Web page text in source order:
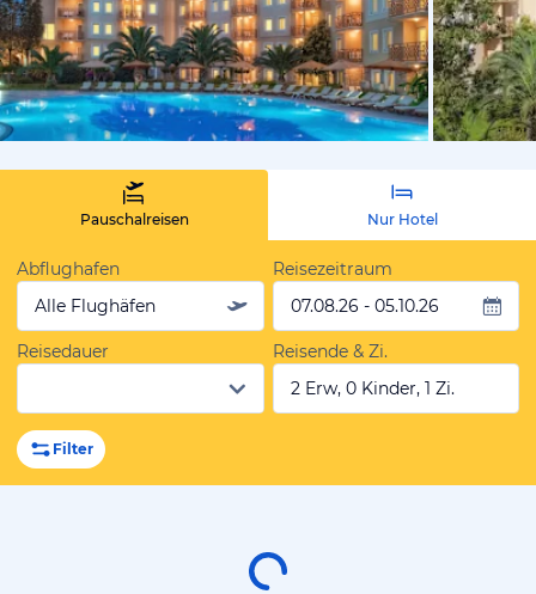
vom
Pauschalreisen Nur Hotel
Abflughafen
Alle Flughäfen
Reisezeitraum
07.08.26 - 05.10.26
Reisedauer
Reisende & Zi.
2 Erw, 0 Kinder, 1 Zi.
Filter